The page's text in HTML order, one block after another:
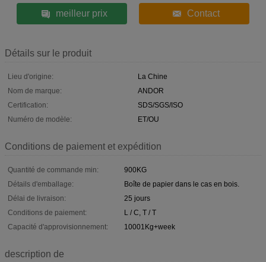
meilleur prix Contact
Détails sur le produit
Lieu d'origine:
La Chine
Nom de marque:
ANDOR
Certification:
SDS/SGS/ISO
Numéro de modèle:
ET/OU
Conditions de paiement et expédition
Quantité de commande min:
900KG
Détails d'emballage:
Boîte de papier dans le cas en bois.
Délai de livraison:
25 jours
Conditions de paiement:
L / C, T / T
Capacité d'approvisionnement:
10001Kg+week
description de